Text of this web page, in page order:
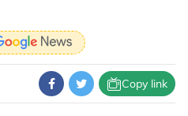
Copy link